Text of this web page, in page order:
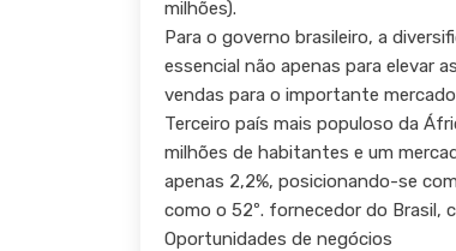
milhões).
Para o governo brasileiro, a
essencial não apenas para elevar
vendas para o importante
Terceiro país mais populoso da
milhões de habitantes e um
apenas 2,2%, posicionando-se
como o 52º. fornecedor do Brasil,
Oportunidades de negócios